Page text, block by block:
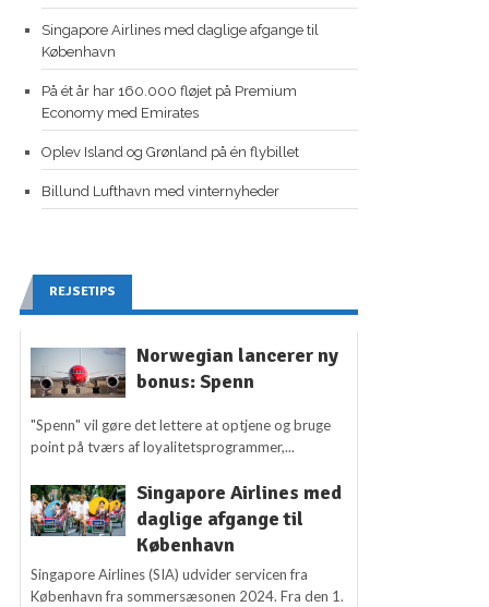
Singapore Airlines med daglige afgange til
København
På ét år har 160.000 fløjet på Premium
Economy med Emirates
Oplev Island og Grønland på én flybillet
Billund Lufthavn med vinternyheder
REJSETIPS
Norwegian lancerer ny
bonus: Spenn
"Spenn" vil gøre det lettere at optjene og bruge
point på tværs af loyalitetsprogrammer,...
Singapore Airlines med
daglige afgange til
København
Singapore Airlines (SIA) udvider servicen fra
København fra sommersæsonen 2024. Fra den 1.